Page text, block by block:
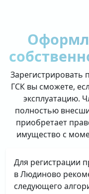
Зарегистрировать
ГСК вы сможете,
эксплуатацию.
полностью
приобретает
имущество с
Для регистрации
в Людиново
следующего